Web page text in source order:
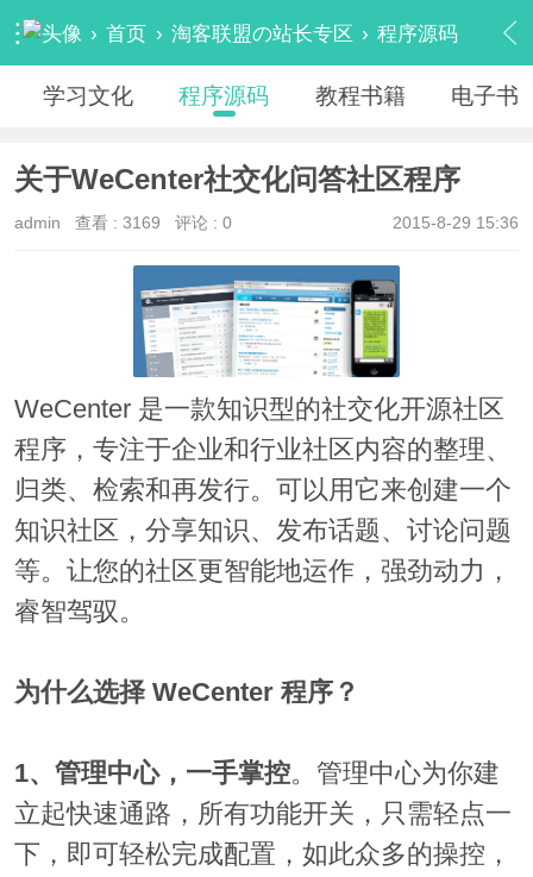
› 首页 › 淘客联盟の站长专区 › 程序源码
› 内容
学习文化 程序源码 教程书籍 电子书
关于WeCenter社交化问答社区程序
2015-8-29 15:36
admin 查看 : 3169 评论 : 0
WeCenter 是一款知识型的社交化开源社区
程序，专注于企业和行业社区内容的整理、
归类、检索和再发行。可以用它来创建一个
知识社区，分享知识、发布话题、讨论问题
等。让您的社区更智能地运作，强劲动力，
睿智驾驭。
为什么选择 WeCenter 程序？
1、管理中心，一手掌控。管理中心为你建
立起快速通路，所有功能开关，只需轻点一
下，即可轻松完成配置，如此众多的操控，